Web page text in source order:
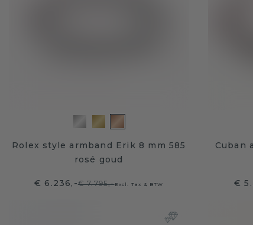
Rolex style armband Erik 8 mm 585
rosé goud
€ 6.236,-€ 7.795,-Excl. Tax & BTW
Cuban
€